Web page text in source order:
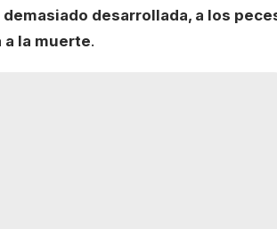
desarrollada, a los
a la muerte.